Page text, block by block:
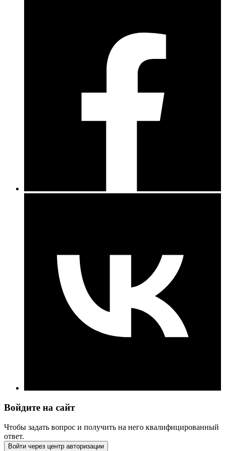
Войдите на сайт
Чтобы задать вопрос и получить на него квалифицированный
ответ.
Войти через центр авторизации